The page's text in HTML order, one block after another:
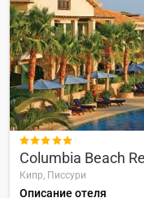

Columbia Beach
Кипр, Писсури
Описание отеля